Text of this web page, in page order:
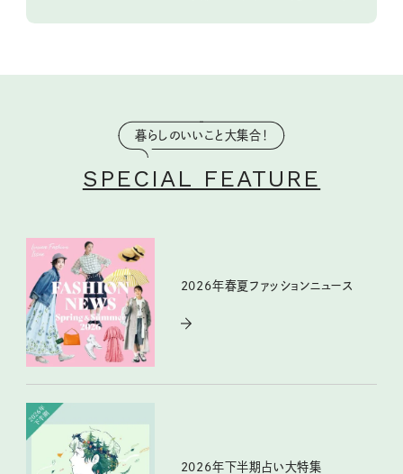
暮らしのいいこと大集合！
SPECIAL FEATURE
2026年春夏ファッションニュース
2026年下半期占い大特集